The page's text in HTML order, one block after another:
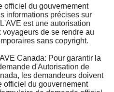
officiel du gouvernement
informations précises sur
est une autorisation
de se rendre au
sans copyright.
Canada: Pour garantir la
d'Autorisation de
les demandeurs doivent
officiel du gouvernement